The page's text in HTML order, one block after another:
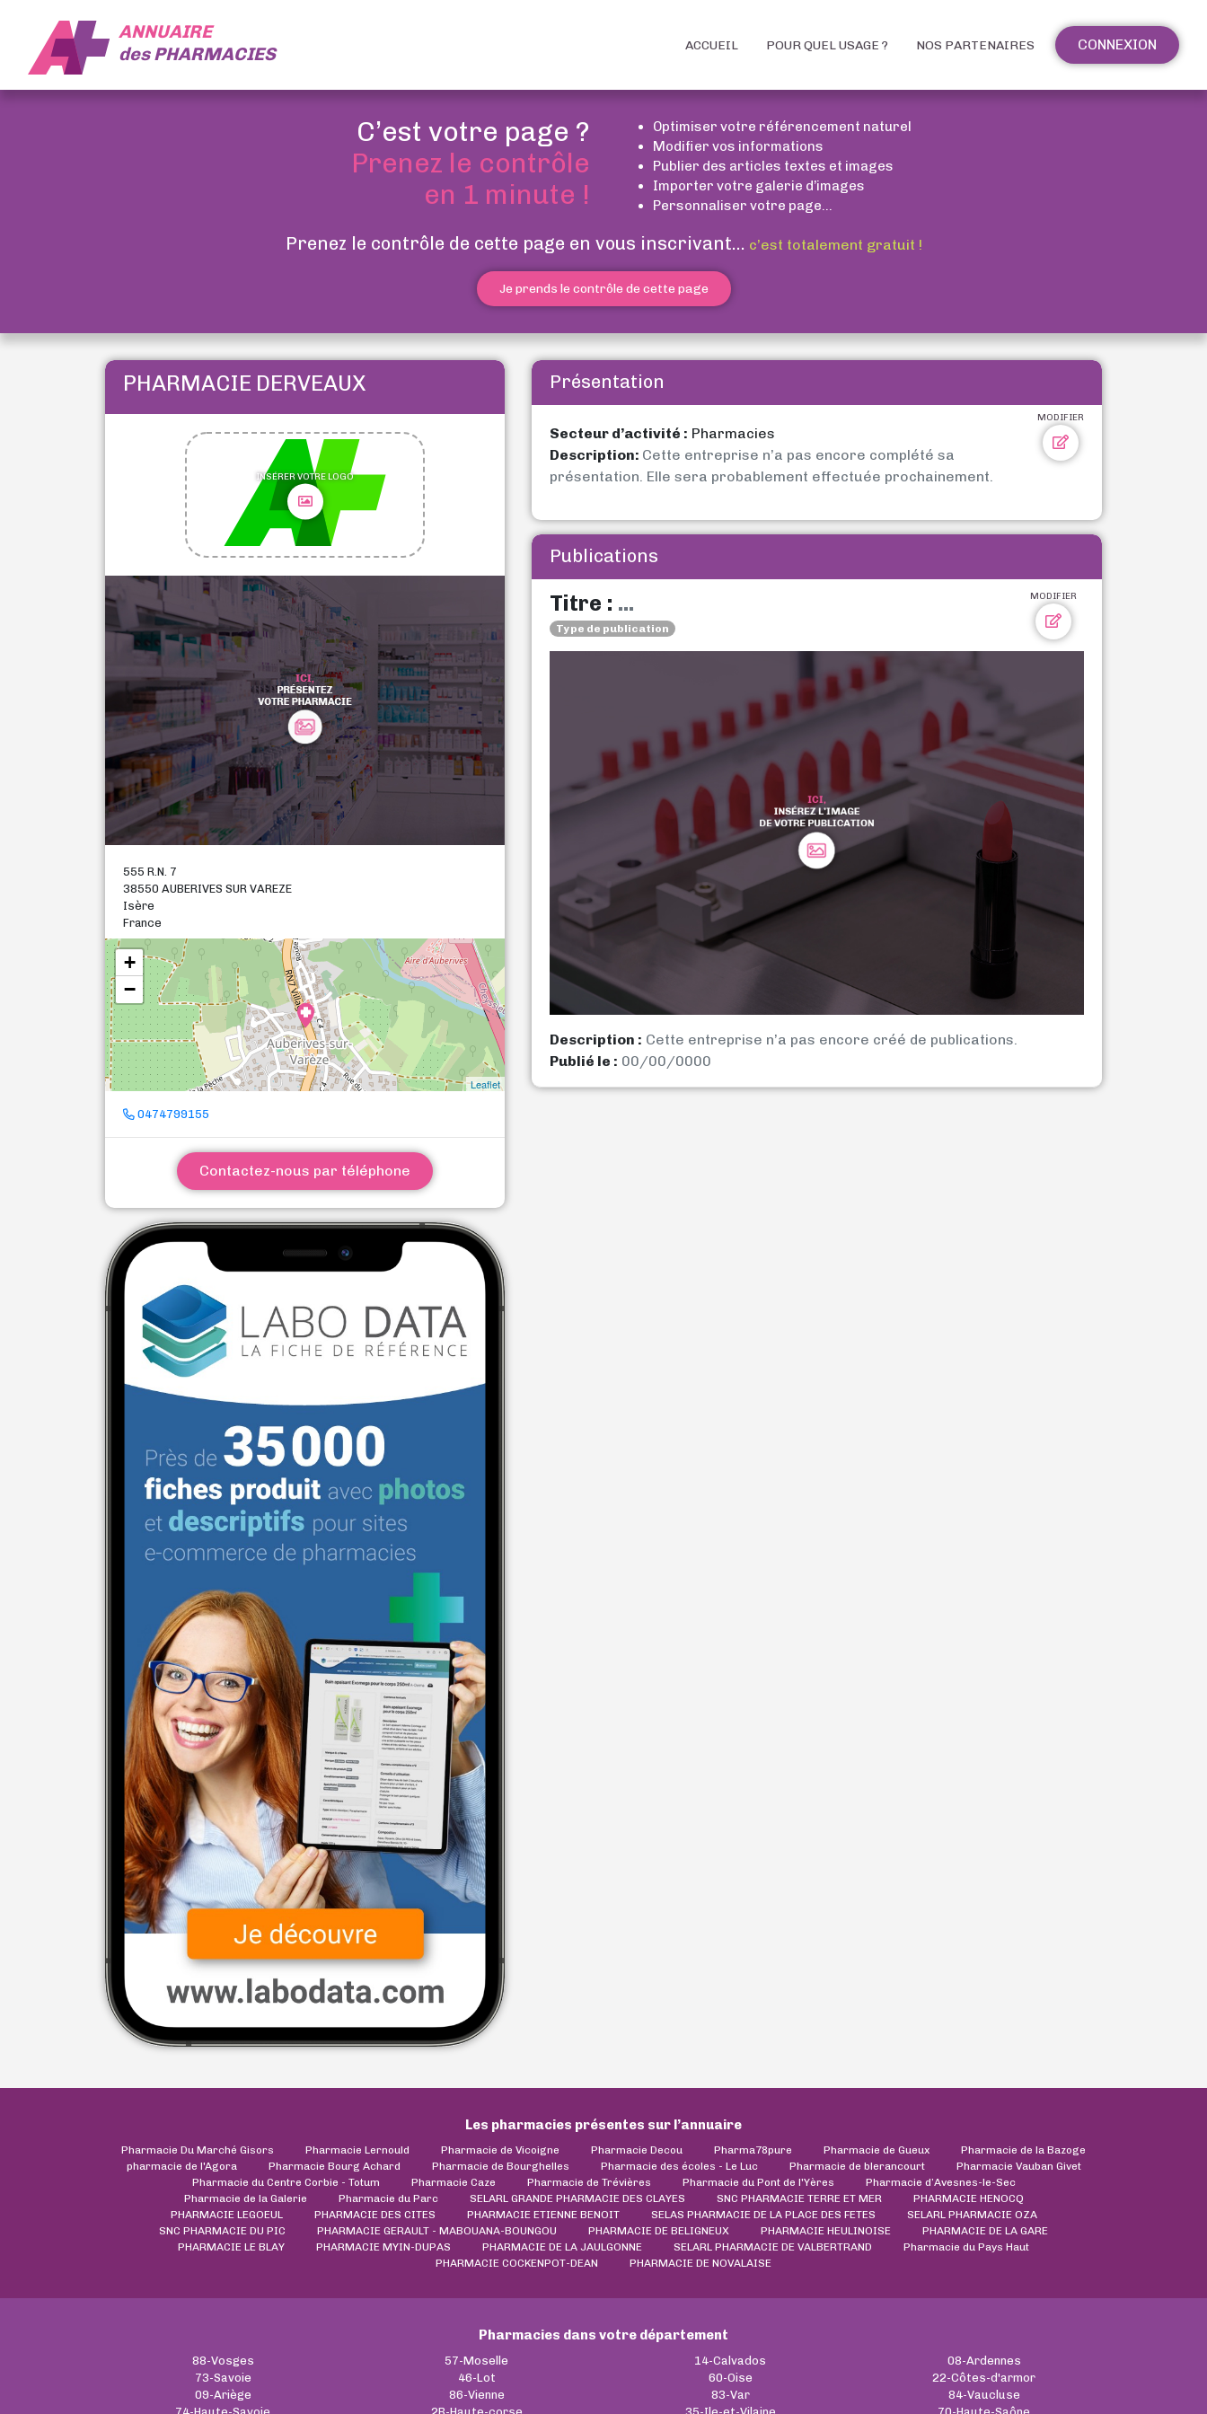
ANNUAIRE
desPHARMACIES ACCUEIL POUR QUEL USAGE ? NOS PARTENAIRES CONNEXION
C’est votre page ?
Prenez le contrôle
en 1 minute !
Optimiser votre référencement naturel
Modifier vos informations
Publier des articles textes et images
Importer votre galerie d’images
Personnaliser votre page...
Prenez le contrôle de cette page en vous inscrivant... c’est totalement gratuit !
Je prends le contrôle de cette page
PHARMACIE DERVEAUX
INSÉRER VOTRE LOGO
555 R.N. 7
38550 AUBERIVES SUR VAREZE
Isère
France
+
−
Leaflet
0474799155
Contactez-nous par téléphone
Présentation
MODIFIER
Secteur d’activité : Pharmacies
Description: Cette entreprise n’a pas encore complété sa
présentation. Elle sera probablement effectuée prochainement.
Publications
MODIFIER
Titre : ...
Type de publication
Description : Cette entreprise n’a pas encore créé de publications.
Publié le : 00/00/0000
Les pharmacies présentes sur l’annuaire
Pharmacie Du Marché Gisors Pharmacie Lernould Pharmacie de Vicoigne Pharmacie Decou Pharma78pure Pharmacie de Gueux
Pharmacie de la Bazoge
pharmacie de l'Agora
Pharmacie Bourg Achard Pharmacie de Bourghelles Pharmacie des écoles - Le Luc Pharmacie de blerancourt
Pharmacie Vauban Givet
Pharmacie du Centre Corbie - Totum
Pharmacie Caze Pharmacie de Trévières Pharmacie du Pont de l'Yères
Pharmacie d’Avesnes-le-Sec
Pharmacie de la Galerie
Pharmacie du Parc SELARL GRANDE PHARMACIE DES CLAYES SNC PHARMACIE TERRE ET MER
PHARMACIE HENOCQ
PHARMACIE LEGOEUL
PHARMACIE DES CITES PHARMACIE ETIENNE BENOIT SELAS PHARMACIE DE LA PLACE DES FETES
SELARL PHARMACIE OZA
SNC PHARMACIE DU PIC
PHARMACIE GERAULT - MABOUANA-BOUNGOU PHARMACIE DE BELIGNEUX PHARMACIE HEULINOISE
PHARMACIE DE LA GARE
PHARMACIE LE BLAY
PHARMACIE MYIN-DUPAS PHARMACIE DE LA JAULGONNE SELARL PHARMACIE DE VALBERTRAND
Pharmacie du Pays Haut
PHARMACIE COCKENPOT-DEAN
PHARMACIE DE NOVALAISE
Pharmacies dans votre département
88-Vosges
73-Savoie
09-Ariège
57-Moselle
46-Lot
86-Vienne
14-Calvados
60-Oise
83-Var
08-Ardennes
22-Côtes-d'armor
84-Vaucluse